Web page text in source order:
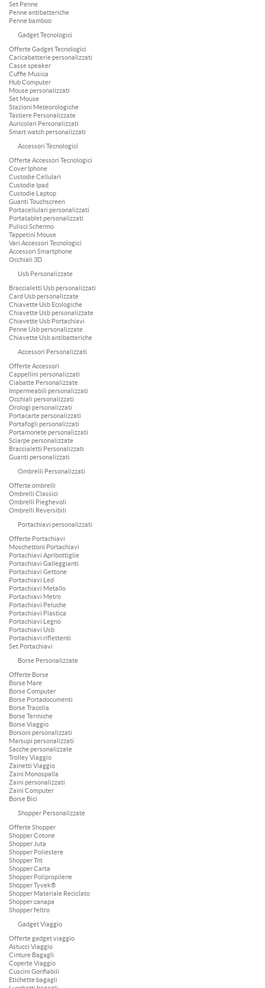
Set Penne
Penne antibatteriche
Penne bamboo
Gadget Tecnologici
Offerte Gadget Tecnologici
Caricabatterie personalizzati
Casse speaker
Cuffie Musica
Hub Computer
Mouse personalizzati
Set Mouse
Stazioni Meteorologiche
Tastiere Personalizzate
Auricolari Personalizzati
Smart watch personalizzati
Accessori Tecnologici
Offerte Accessori Tecnologici
Cover Iphone
Custodie Cellulari
Custodie Ipad
Custodie Laptop
Guanti Touchscreen
Portacellulari personalizzati
Portatablet personalizzati
Pulisci Schermo
Tappetini Mouse
Vari Accessori Tecnologici
Accessori Smartphone
Occhiali 3D
Usb Personalizzate
Braccialetti Usb personalizzati
Card Usb personalizzate
Chiavette Usb Ecologiche
Chiavette Usb personalizzate
Chiavette Usb Portachiavi
Penne Usb personalizzate
Chiavette Usb antibatteriche
Accessori Personalizzati
Offerte Accessori
Cappellini personalizzati
Ciabatte Personalizzate
Impermeabili personalizzati
Occhiali personalizzati
Orologi personalizzati
Portacarte personalizzati
Portafogli personalizzati
Portamonete personalizzati
Sciarpe personalizzate
Braccialetti Personalizzati
Guanti personalizzati
Ombrelli Personalizzati
Offerte ombrelli
Ombrelli Classici
Ombrelli Pieghevoli
Ombrelli Reversibili
Portachiavi personalizzati
Offerte Portachiavi
Moschettoni Portachiavi
Portachiavi Apribottiglie
Portachiavi Galleggianti
Portachiavi Gettone
Portachiavi Led
Portachiavi Metallo
Portachiavi Metro
Portachiavi Peluche
Portachiavi Plastica
Portachiavi Legno
Portachiavi Usb
Portachiavi riflettenti
Set Portachiavi
Borse Personalizzate
Offerte Borse
Borse Mare
Borse Computer
Borse Portadocumenti
Borse Tracolla
Borse Termiche
Borse Viaggio
Borsoni personalizzati
Marsupi personalizzati
Sacche personalizzate
Trolley Viaggio
Zainetti Viaggio
Zaini Monospalla
Zaini personalizzati
Zaini Computer
Borse Bici
Shopper Personalizzate
Offerte Shopper
Shopper Cotone
Shopper Juta
Shopper Poliestere
Shopper Tnt
Shopper Carta
Shopper Polipropilene
Shopper Tyvek®
Shopper Materiale Reciclato
Shopper canapa
Shopper feltro
Gadget Viaggio
Offerte gadget viaggio
Astucci Viaggio
Cinture Bagagli
Coperte Viaggio
Cuscini Gonfiabili
Etichette bagagli